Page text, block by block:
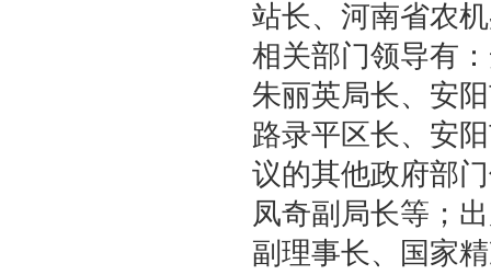
站长、河南省农
相关部门领导有
朱丽英局长、安
路录平区长、安
议的其他政府部
凤奇副局长等；
副理事长、国家